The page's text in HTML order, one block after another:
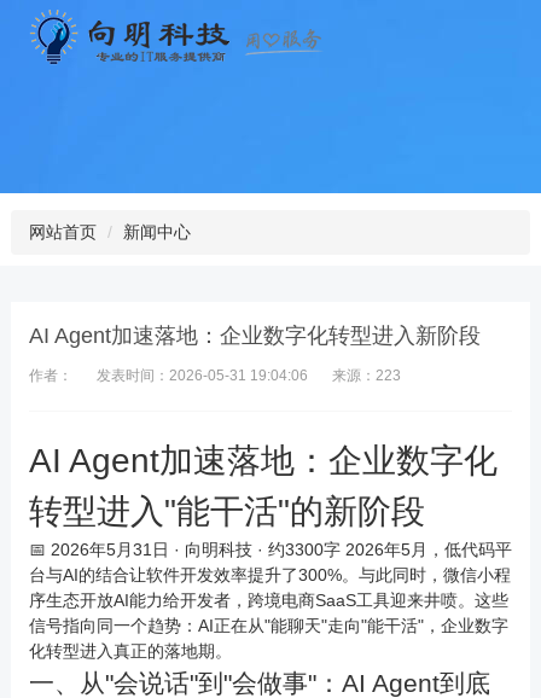
网站首页 新闻中心
AI Agent加速落地：企业数字化转型进入新阶段
作者： 发表时间：2026-05-31 19:04:06 来源：223
AI Agent加速落地：企业数字化
转型进入"能干活"的新阶段
📅 2026年5月31日 · 向明科技· 约3300字 2026年5月，低代码平
台与AI的结合让软件开发效率提升了300%。与此同时，微信小程
序生态开放AI能力给开发者，跨境电商SaaS工具迎来井喷。这些
信号指向同一个趋势：AI正在从"能聊天"走向"能干活"，企业数字
化转型进入真正的落地期。
一、从"会说话"到"会做事"：AI Agent到底